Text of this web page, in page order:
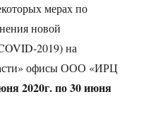
мерах по
новой
2019) на
офисы ООО «ИРЦ
2020г. по 30 июня